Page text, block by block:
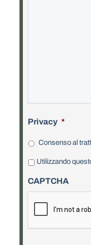
Privacy *
Consenso al
P
i
v
Utilizzando
CAPTCHA